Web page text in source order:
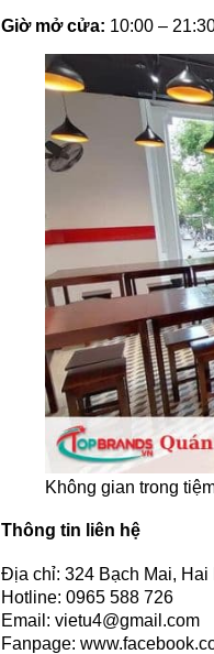
Giờ mở cửa: 10:00 –
Không gian trong
Thông tin liên hệ
Địa chỉ: 324 Bạch Mai, Hai
Hotline: 0965 588 726
Email: vietu4@gmail.com
Fanpage: